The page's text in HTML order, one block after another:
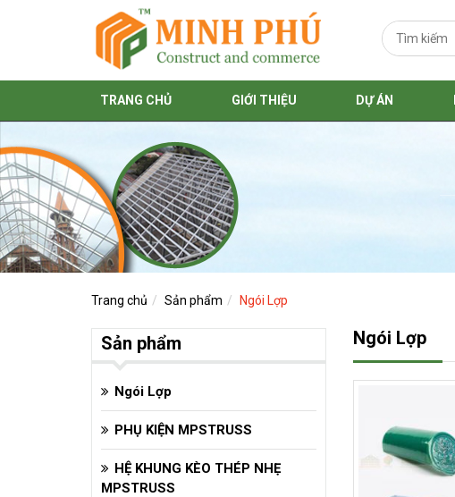
TRANG CHỦ GIỚI THIỆU DỰ ÁN
Trang chủ Sản phẩm Ngói Lợp
Ngói Lợp
Sản phẩm
Ngói Lợp
PHỤ KIỆN MPSTRUSS
HỆ KHUNG KÈO THÉP NHẸ
MPSTRUSS